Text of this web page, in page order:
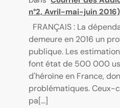
n°2, Avril-mai-juin 2016)
FRANÇAIS : La
demeure en 2016 un
publique. Les
font état de 500 000
d'héroïne en France,
problématiques. Ceux-
pa[...]